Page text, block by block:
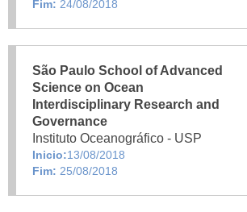
Fim: 24/08/2018
São Paulo School of Advanced
Science on Ocean
Interdisciplinary Research and
Governance
Instituto Oceanográfico - USP
Inicio:13/08/2018
Fim: 25/08/2018